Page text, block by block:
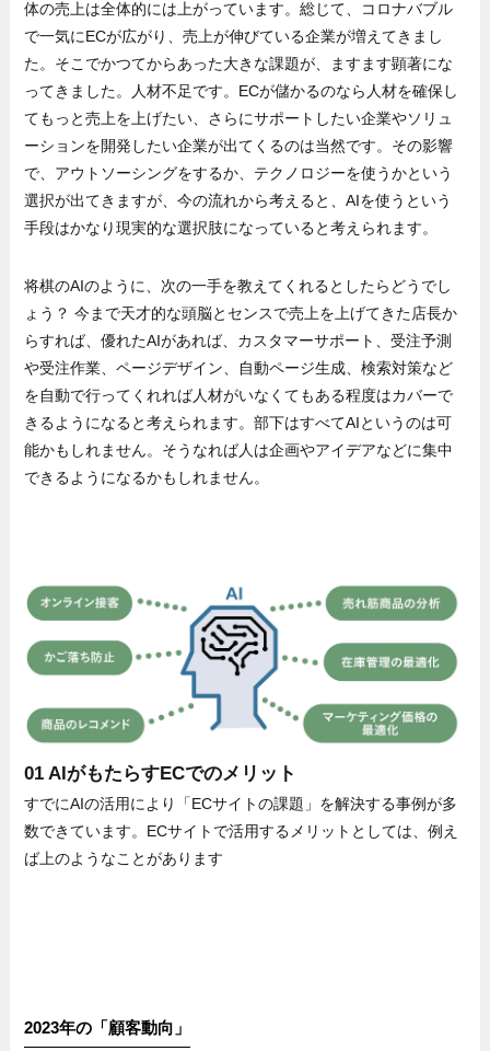
体の売上は全体的には上がっています。総じて、コロナバブル
で一気にECが広がり、売上が伸びている企業が増えてきまし
た。そこでかつてからあった大きな課題が、ますます顕著にな
ってきました。人材不足です。ECが儲かるのなら人材を確保し
てもっと売上を上げたい、さらにサポートしたい企業やソリュ
ーションを開発したい企業が出てくるのは当然です。その影響
で、アウトソーシングをするか、テクノロジーを使うかという
選択が出てきますが、今の流れから考えると、AIを使うという
手段はかなり現実的な選択肢になっていると考えられます。
将棋のAIのように、次の一手を教えてくれるとしたらどうでし
ょう？ 今まで天才的な頭脳とセンスで売上を上げてきた店長か
らすれば、優れたAIがあれば、カスタマーサポート、受注予測
や受注作業、ページデザイン、自動ページ生成、検索対策など
を自動で行ってくれれば人材がいなくてもある程度はカバーで
きるようになると考えられます。部下はすべてAIというのは可
能かもしれません。そうなれば人は企画やアイデアなどに集中
できるようになるかもしれません。
01 AIがもたらすECでのメリット
すでにAIの活用により「ECサイトの課題」を解決する事例が多
数できています。ECサイトで活用するメリットとしては、例え
ば上のようなことがあります
2023年の「顧客動向」